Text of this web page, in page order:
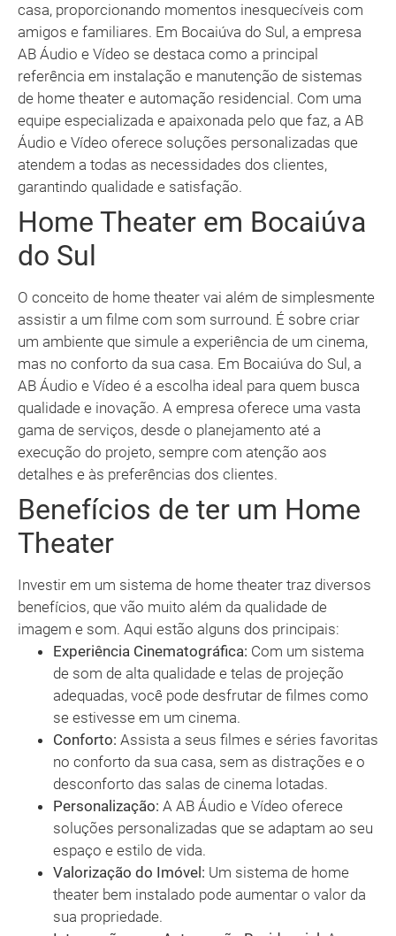
casa, proporcionando momentos inesquecíveis com
amigos e familiares. Em Bocaiúva do Sul, a empresa
AB Áudio e Vídeo se destaca como a principal
referência em instalação e manutenção de sistemas
de home theater e automação residencial. Com uma
equipe especializada e apaixonada pelo que faz, a AB
Áudio e Vídeo oferece soluções personalizadas que
atendem a todas as necessidades dos clientes,
garantindo qualidade e satisfação.
Home Theater em Bocaiúva
do Sul
O conceito de home theater vai além de simplesmente
assistir a um filme com som surround. É sobre criar
um ambiente que simule a experiência de um cinema,
mas no conforto da sua casa. Em Bocaiúva do Sul, a
AB Áudio e Vídeo é a escolha ideal para quem busca
qualidade e inovação. A empresa oferece uma vasta
gama de serviços, desde o planejamento até a
execução do projeto, sempre com atenção aos
detalhes e às preferências dos clientes.
Benefícios de ter um Home
Theater
Investir em um sistema de home theater traz diversos
benefícios, que vão muito além da qualidade de
imagem e som. Aqui estão alguns dos principais:
Experiência Cinematográfica: Com um sistema
de som de alta qualidade e telas de projeção
adequadas, você pode desfrutar de filmes como
se estivesse em um cinema.
Conforto: Assista a seus filmes e séries favoritas
no conforto da sua casa, sem as distrações e o
desconforto das salas de cinema lotadas.
Personalização: A AB Áudio e Vídeo oferece
soluções personalizadas que se adaptam ao seu
espaço e estilo de vida.
Valorização do Imóvel: Um sistema de home
theater bem instalado pode aumentar o valor da
sua propriedade.